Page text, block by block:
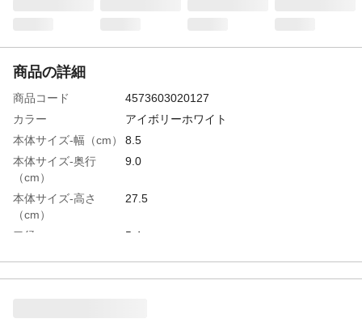
商品の詳細
商品コード
4573603020127
カラー
アイボリーホワイト
本体サイズ-幅（cm）
8.5
本体サイズ-奥行
（cm）
9.0
本体サイズ-高さ
（cm）
27.5
口径
5.4